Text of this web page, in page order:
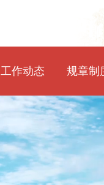
工作动态 规章制